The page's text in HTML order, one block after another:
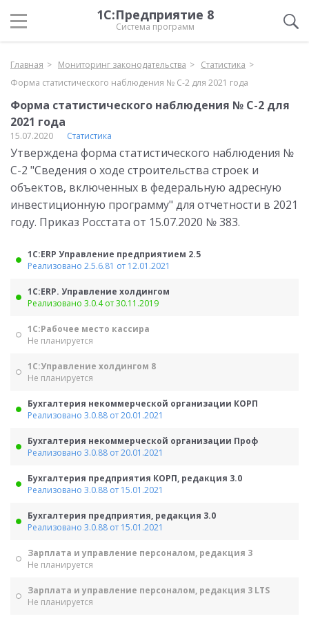
1С:Предприятие 8
Система программ
Главная Мониторинг законодательства
Статистика
Форма статистического наблюдения № С-2 для 2021 года
Форма статистического наблюдения № С-2 для
2021 года
15.07.2020 Статистика
Утверждена форма статистического наблюдения №
С-2 "Сведения о ходе строительства строек и
объектов, включенных в федеральную адресную
инвестиционную программу" для отчетности в 2021
году. Приказ Росстата от 15.07.2020 № 383.
1С:ERP Управление предприятием 2.5
Реализовано 2.5.6.81 от 12.01.2021
1С:ERP. Управление холдингом
Реализовано 3.0.4 от 30.11.2019
1С:Рабочее место кассира
Не планируется
1С:Управление холдингом 8
Не планируется
Бухгалтерия некоммерческой организации КОРП
Реализовано 3.0.88 от 20.01.2021
Бухгалтерия некоммерческой организации Проф
Реализовано 3.0.88 от 20.01.2021
Бухгалтерия предприятия КОРП, редакция 3.0
Реализовано 3.0.88 от 15.01.2021
Бухгалтерия предприятия, редакция 3.0
Реализовано 3.0.88 от 15.01.2021
Зарплата и управление персоналом, редакция 3
Не планируется
Зарплата и управление персоналом, редакция 3 LTS
Не планируется